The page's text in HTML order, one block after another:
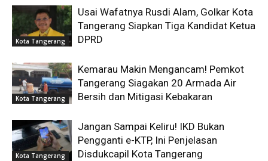
Kota Tangerang
Usai Wafatnya Rusdi Alam, Golkar Kota
Tangerang Siapkan Tiga Kandidat Ketua
DPRD
Kota Tangerang
Kemarau Makin Mengancam! Pemkot
Tangerang Siagakan 20 Armada Air
Bersih dan Mitigasi Kebakaran
Kota Tangerang
Jangan Sampai Keliru! IKD Bukan
Pengganti e-KTP, Ini Penjelasan
Disdukcapil Kota Tangerang